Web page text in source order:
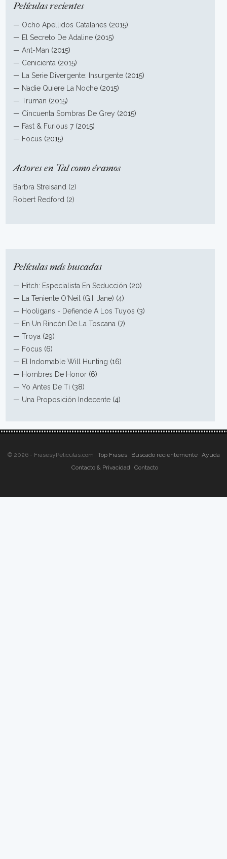
Películas recientes
— Ocho Apellidos Catalanes (2015)
— El Secreto De Adaline (2015)
—Ant-Man (2015)
— Cenicienta (2015)
—
La Serie Divergente: Insurgente (2015)
— Nadie Quiere La Noche (2015)
—Truman (2015)
— Cincuenta Sombras De Grey (2015)
— Fast & Furious 7 (2015)
— Focus (2015)
Actores en Tal como éramos
Barbra Streisand (2)
Robert Redford (2)
Películas más buscadas
— Hitch: Especialista En Seducción (20)
—
La Teniente O'Neil (G.I. Jane) (4)
— Hooligans - Defiende A Los Tuyos (3)
— En Un Rincón De La Toscana (7)
—Troya (29)
— Focus (6)
— El Indomable Will Hunting (16)
— Hombres De Honor (6)
—Yo Antes De Ti (38)
— Una Proposición Indecente (4)
© 2026 - FrasesyPeliculas.com Top Frases Buscado recientemente
Ayuda
Contacto & Privacidad
Contacto